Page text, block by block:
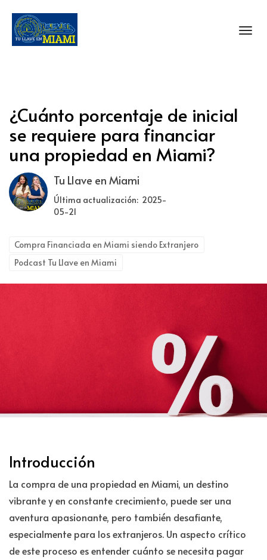
¿Cuánto porcentaje de inicial
se requiere para financiar
una propiedad en Miami?
Tu Llave en Miami
Última actualización: 2025-
05-21
Compra Financiada en Miami siendo Extranjero
Podcast Tu Llave en Miami
Introducción
La compra de una propiedad en Miami, un destino
vibrante y en constante crecimiento, puede ser una
aventura apasionante, pero también desafiante,
especialmente para los extranjeros. Un aspecto crítico
de este proceso es entender cuánto se necesita pagar